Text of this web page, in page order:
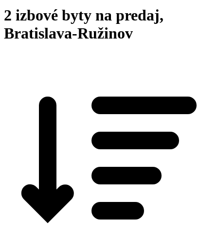
2 izbové byty na predaj,
Bratislava-Ružinov